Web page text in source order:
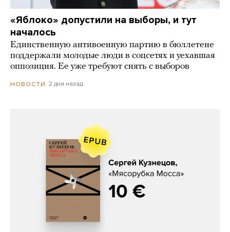
«Яблоко» допустили на выборы, и тут
началось
Единственную антивоенную партию в бюллетене
поддержали молодые люди в соцсетях и уехавшая
оппозиция. Ее уже требуют снять с выборов
НОВОСТИ 2 дня назад
Сергей Кузнецов, «Мясорубка